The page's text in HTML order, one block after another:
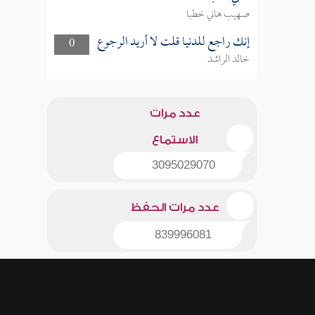
صهيب هاني خطبا
0
إنك راجع للدنيا قلت لا أريد الرجوع
خالد الراشد
عدد مرات
الاستماع
3095029070
عدد مرات الحفظ
839996081